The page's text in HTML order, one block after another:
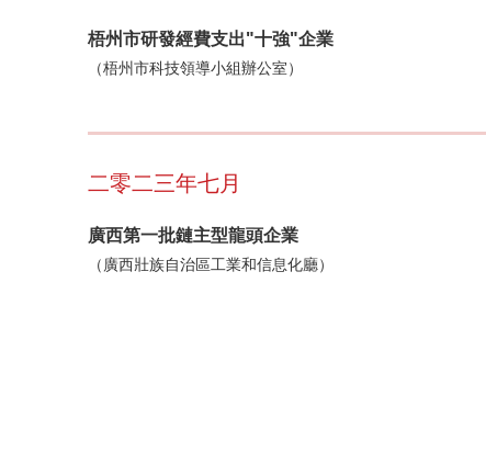
梧州市研發經費支出"十強"企業
（梧州市科技領導小組辦公室）
二零二三年七月
廣西第一批鏈主型龍頭企業
（廣西壯族自治區工業和信息化廳）